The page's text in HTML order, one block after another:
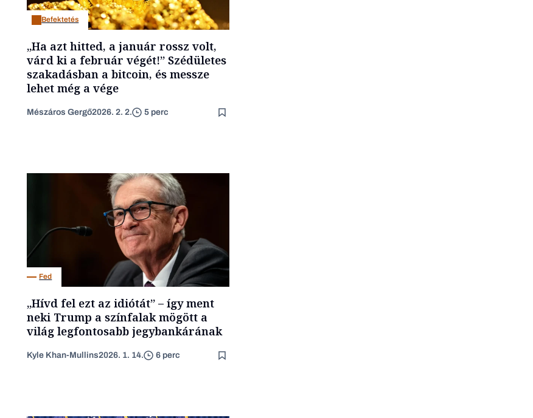
Befektetés
„Ha azt hitted, a január rossz volt,
várd ki a február végét!” Szédületes
szakadásban a bitcoin, és messze
lehet még a vége
Mészáros Gergő2026. 2. 2. 5 perc
Fed
„Hívd fel ezt az idiótát” – így ment
neki Trump a színfalak mögött a
világ legfontosabb jegybankárának
Kyle Khan-Mullins2026. 1. 14. 6 perc